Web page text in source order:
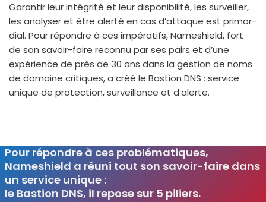
Garantir leur inté­gri­té et leur dis­po­ni­bi­li­té, les sur­veiller,
les ana­ly­ser et être aler­té en cas d’attaque est pri­mor­
dial. Pour répondre à ces impé­ra­tifs, Nameshield, fort
de son savoir-faire recon­nu par ses pairs et d’une
expé­rience de près de 30 ans dans la ges­tion de noms
de domaine cri­tiques, a créé le Bastion DNS : ser­vice
unique de pro­tec­tion, sur­veillance et d’alerte.
Pour répondre à ces problématiques,
Nameshield a réuni tout son savoir-faire dans
un service unique :
le Bastion DNS, il repose sur 5 piliers.